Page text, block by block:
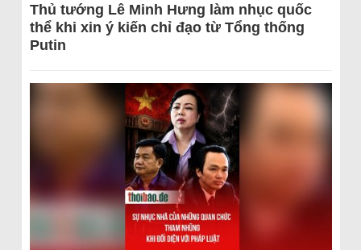
Thủ tướng Lê Minh Hưng làm nhục quốc
thể khi xin ý kiến chỉ đạo từ Tổng thống
Putin